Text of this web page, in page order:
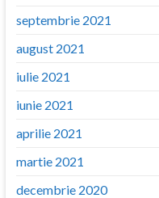
septembrie 2021
august 2021
iulie 2021
iunie 2021
aprilie 2021
martie 2021
decembrie 2020